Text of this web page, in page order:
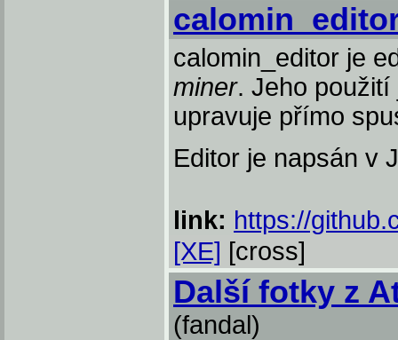
calomin_editor je
miner. Jeho
upravuje přímo
Editor je napsán v
link: https://
[XE] [cross]
Další fotky z
(fandal)